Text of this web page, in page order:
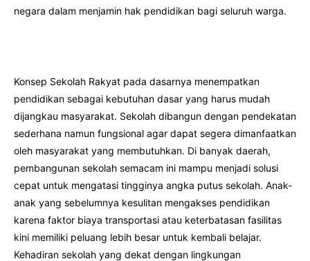
negara dalam menjamin hak pendidikan bagi seluruh warga.
Konsep Sekolah Rakyat pada dasarnya menempatkan
pendidikan sebagai kebutuhan dasar yang harus mudah
dijangkau masyarakat. Sekolah dibangun dengan pendekatan
sederhana namun fungsional agar dapat segera dimanfaatkan
oleh masyarakat yang membutuhkan. Di banyak daerah,
pembangunan sekolah semacam ini mampu menjadi solusi
cepat untuk mengatasi tingginya angka putus sekolah. Anak-
anak yang sebelumnya kesulitan mengakses pendidikan
karena faktor biaya transportasi atau keterbatasan fasilitas
kini memiliki peluang lebih besar untuk kembali belajar.
Kehadiran sekolah yang dekat dengan lingkungan